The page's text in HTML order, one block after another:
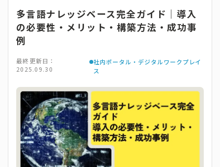
多言語ナレッジベース完全ガイド｜導入
の必要性・メリット・構築方法・成功事
例
最終更新日：
2025.09.30
社内ポータル・デジタルワークプレイ
ス